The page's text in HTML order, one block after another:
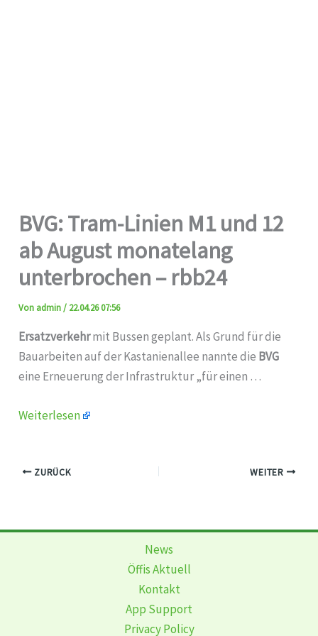
BVG: Tram-Linien M1 und 12
ab August monatelang
unterbrochen – rbb24
Von admin/ 22.04.26 07:56
Ersatzverkehrmit Bussen geplant. Als Grund für die
Bauarbeiten auf der Kastanienallee nannte die BVG
eine Erneuerung der Infrastruktur „für einen …
Weiterlesen
ZURÜCK WEITER
News
Öffis Aktuell
Kontakt
App Support
Privacy Policy